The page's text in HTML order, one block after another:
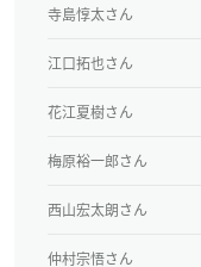
寺島惇太さん
江口拓也さん
花江夏樹さん
梅原裕一郎さん
西山宏太朗さん
仲村宗悟さん